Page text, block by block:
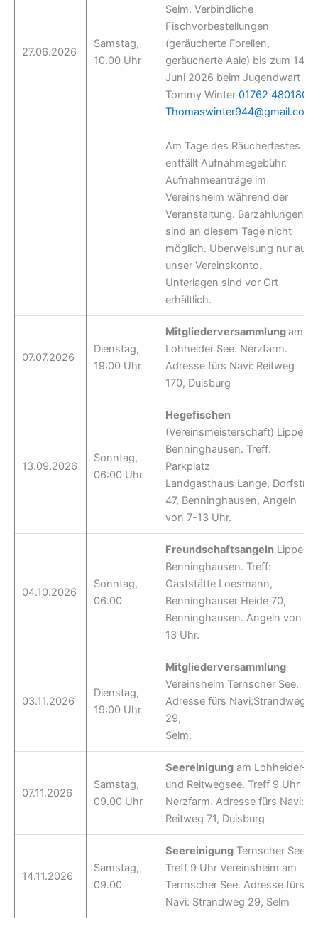
27.06.2026
Samstag,
10.00 Uhr
Selm. Verbindliche
Fischvorbestellungen
(geräucherte Forellen,
geräucherte Aale) bis zum 14.
Juni 2026 beim Jugendwart
Tommy Winter 01762 4801805
Thomaswinter944@gmail.com
Am Tage des Räucherfestes
entfällt Aufnahmegebühr.
Aufnahmeanträge im
Vereinsheim während der
Veranstaltung. Barzahlungen
sind an diesem Tage nicht
möglich. Überweisung nur auf
unser Vereinskonto.
Unterlagen sind vor Ort
erhältlich.
07.07.2026
Dienstag,
19:00 Uhr
Mitgliederversammlungam
Lohheider See. Nerzfarm.
Adresse fürs Navi: Reitweg
170, Duisburg
13.09.2026
Sonntag,
06:00 Uhr
Hegefischen
(Vereinsmeisterschaft) Lippe
Benninghausen. Treff:
Parkplatz
Landgasthaus Lange, Dorfstr.
47, Benninghausen, Angeln
von 7-13 Uhr.
04.10.2026
Sonntag,
06.00
Freundschaftsangeln Lippe
Benninghausen. Treff:
Gaststätte Loesmann,
Benninghauser Heide 70,
Benninghausen. Angeln von 7-
13 Uhr.
03.11.2026
Dienstag,
19:00 Uhr
Mitgliederversammlung
Vereinsheim Ternscher See.
Adresse fürs Navi:Strandweg
29,
Selm.
07.11.2026
Samstag,
09.00 Uhr
Seereinigung am Lohheider-
und Reitwegsee. Treff 9 Uhr
Nerzfarm. Adresse fürs Navi:
Reitweg 71, Duisburg
14.11.2026
Samstag,
09.00
Seereinigung Ternscher See.
Treff 9 Uhr Vereinsheim am
Terrnscher See. Adresse fürs
Navi: Strandweg 29, Selm